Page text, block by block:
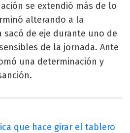
se extendió más de lo
alterando a la
sacó de eje durante uno de
de la jornada. Ante
una determinación y
que hace girar el tablero